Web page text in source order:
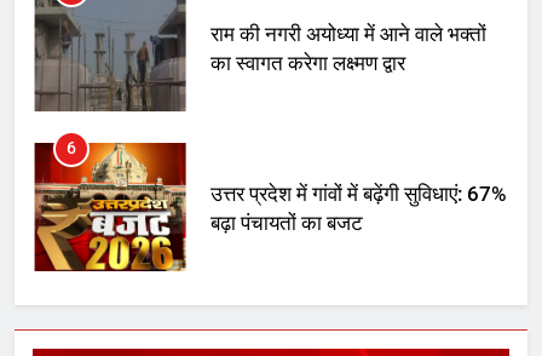
राम की नगरी अयोध्या में आने वाले भक्तों
का स्वागत करेगा लक्ष्मण द्वार
6
उत्तर प्रदेश में गांवों में बढ़ेंगी सुविधाएं: 67%
बढ़ा पंचायतों का बजट
7